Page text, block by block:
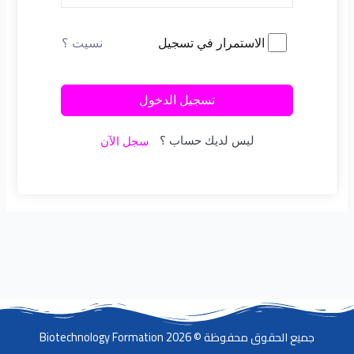
الاستمرار في تسجيل نسيت ؟
تسجيل الدخول
ليس لديك حساب ؟ سجل الآن
جميع الحقوق محفوظة © 2026 Biotechnology Formation